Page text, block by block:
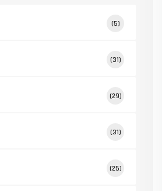
(5)
(31)
(29)
(31)
(25)